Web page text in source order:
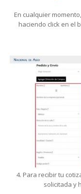
En cualquier
haciendo click en el
4. Para recibir tu
solicitada y